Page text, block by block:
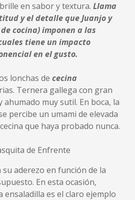
en sabor y textura. Llama
y el detalle que Juanjo y
cocina) imponen a las
tiene un impacto
en el gusto.
lonchas de cecina
Ternera gallega con gran
muy sutil. En boca, la
percibe un umami de elevada
que haya probado nunca.
su aderezo en función de la
En esta ocasión,
ensaladilla es el claro ejemplo